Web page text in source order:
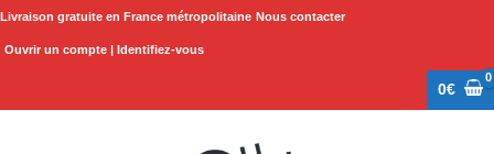
Aller
Livraison gratuite en France métropolitaine Nous contacter
Ouvrir un compte | Identifiez-vous
0€